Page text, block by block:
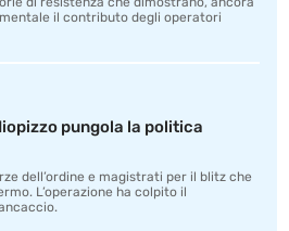
il contributo degli operatori
pungola la politica
dell’ordine e magistrati per il blitz che
L’operazione ha colpito il